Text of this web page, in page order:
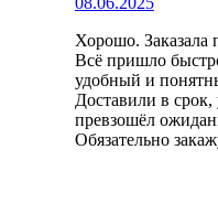
Хорошо. Заказала
Всё пришло
удобный и
Доставили в срок,
превзошёл
Обязательно